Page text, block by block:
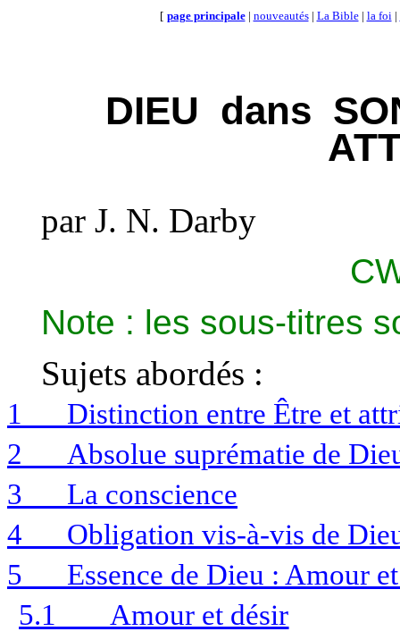
[ page principale| nouveautés| La Bible| la foi|
DIEU dans
par J. N. Darby
Note : les sous-titres
Sujets abordés :
1
Distinction entre Être et
2
Absolue suprématie de
3
La conscience
4
Obligation vis-à-vis de
5
Essence de Dieu : Amour
5.1
Amour et désir